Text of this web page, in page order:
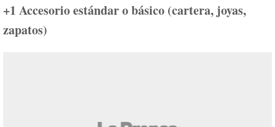
+1 Accesorio estándar o básico (cartera, joyas,
zapatos)